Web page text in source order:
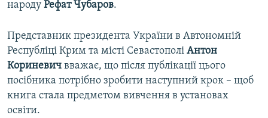
народу Рефат Чубаров.
Представник президента України в Автономній
Республіці Крим та місті Севастополі Антон
Кориневич вважає, що після публікації цього
посібника потрібно зробити наступний крок – щоб
книга стала предметом вивчення в установах
освіти.